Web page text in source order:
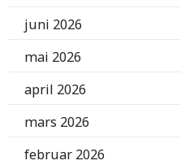
juni 2026
mai 2026
april 2026
mars 2026
februar 2026